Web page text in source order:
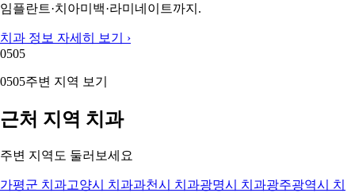
임플란트·치아미백·라미네이트까지.
치과 정보 자세히 보기 ›
0505
0505주변 지역 보기
근처 지역 치과
주변 지역도 둘러보세요
가평군 치과고양시 치과과천시 치과광명시 치과광주광역시 치